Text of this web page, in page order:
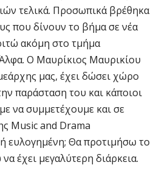
τελικά. Προσωπικά βρέθηκα
που δίνουν το βήμα σε νέα
ακόμη στο τμήμα
Ο Μαυρίκιος Μαυρικίου
μας, έχει δώσει χώρο
παράσταση του και κάποιοι
να συμμετέχουμε και σε
Music and Drama
ευλογημένη; Θα προτιμήσω το
έχει μεγαλύτερη διάρκεια.